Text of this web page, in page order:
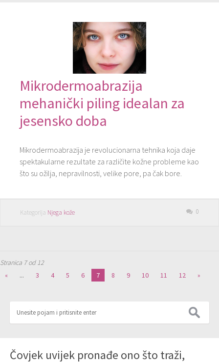
Mikrodermoabrazija
mehanički piling idealan za
jesensko doba
Mikrodermoabrazija je revolucionarna tehnika koja daje
spektakularne rezultate za različite kožne probleme kao
što su ožilja, nepravilnosti, velike pore, pa čak bore.
Kategorija Njega kože 0
Stranica 7 od 12
«
... 3 4 5 6 7 8 9 10 11 12 »
Čovjek uvijek pronađe ono što traži,